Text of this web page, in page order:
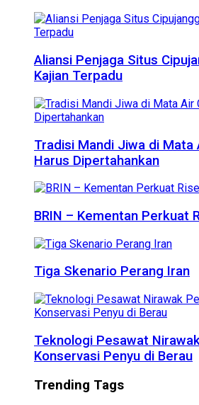
Aliansi Penjaga Situs
Kajian Terpadu
Tradisi Mandi Jiwa di Mata
Harus Dipertahankan
BRIN – Kementan Perkuat
Tiga Skenario Perang Iran
Teknologi Pesawat
Konservasi Penyu di Berau
Trending Tags